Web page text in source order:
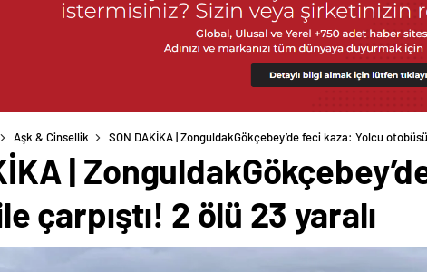
Aşk & Cinsellik SON DAKİKA | ZonguldakGökçebey’de feci kaza: Yolcu
|
çarpıştı! 2 ölü 23 yaralı